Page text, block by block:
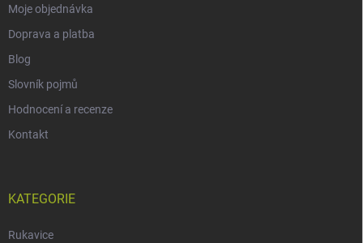
Moje objednávka
Doprava a platba
Blog
Slovník pojmů
Hodnocení a recenze
Kontakt
KATEGORIE
Rukavice